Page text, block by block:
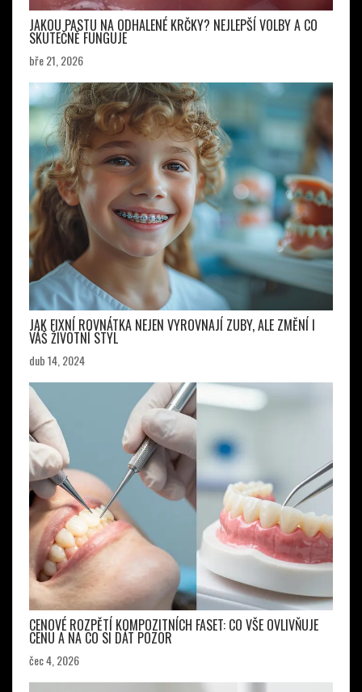
JAKOU PASTU NA ODHALENÉ KRČKY? NEJLEPŠÍ VOLBY A CO
SKUTEČNĚ FUNGUJE
bře 21, 2026
JAK FIXNÍ ROVNÁTKA NEJEN VYROVNAJÍ ZUBY, ALE ZMĚNÍ I
VÁŠ ŽIVOTNÍ STYL
dub 14, 2024
CENOVÉ ROZPĚTÍ KOMPOZITNÍCH FASET: CO VŠE OVLIVŇUJE
CENU A NA CO SI DÁT POZOR
čec 4, 2026